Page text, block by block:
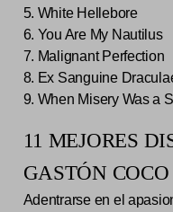
5. White Hellebore
6. You Are My Nautilus
7. Malignant Perfection
8. Ex Sanguine
9. When Misery Was a
11 MEJORES
GASTÓN COCO
Adentrarse en el